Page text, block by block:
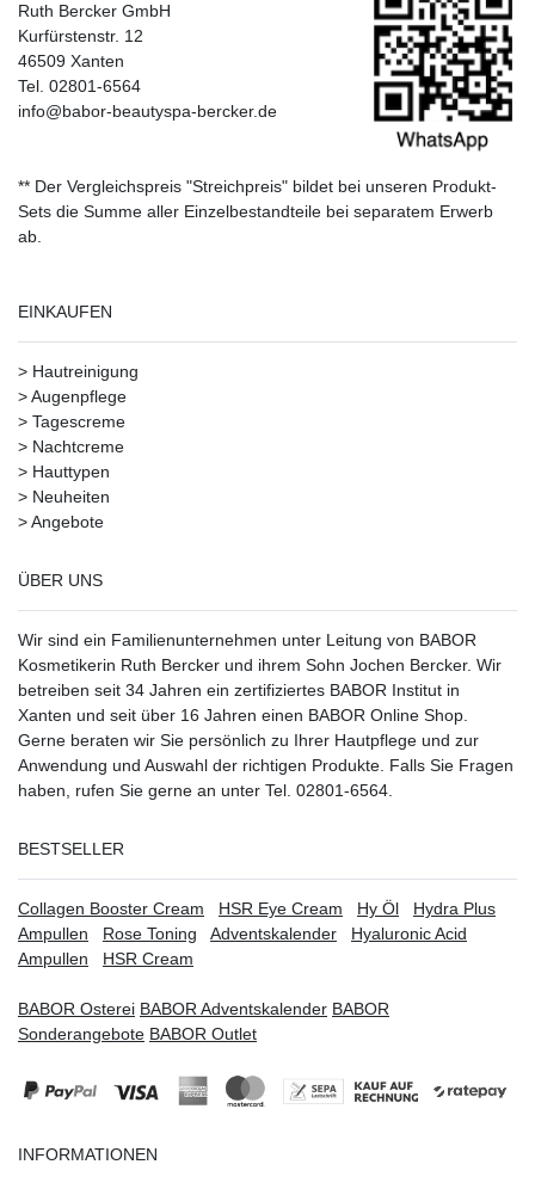
Ruth Bercker GmbH
Kurfürstenstr. 12
46509 Xanten
Tel. 02801-6564
info@babor-beautyspa-bercker.de
** Der Vergleichspreis "Streichpreis" bildet bei unseren Produkt-
Sets die Summe aller Einzelbestandteile bei separatem Erwerb
ab.
EINKAUFEN
> Hautreinigung
>Augenpflege
> Tagescreme
> Nachtcreme
> Hauttypen
> Neuheiten
>Angebote
ÜBER UNS
Wir sind ein Familienunternehmen unter Leitung von BABOR
Kosmetikerin Ruth Bercker und ihrem Sohn Jochen Bercker. Wir
betreiben seit 34 Jahren ein zertifiziertes BABOR Institut in
Xanten und seit über 16 Jahren einen BABOR Online Shop.
Gerne beraten wir Sie persönlich zu Ihrer Hautpflege und zur
Anwendung und Auswahl der richtigen Produkte. Falls Sie Fragen
haben, rufen Sie gerne an unter Tel. 02801-6564.
BESTSELLER
Collagen Booster Cream HSR Eye Cream Hy Öl
Hydra Plus
Ampullen
Rose Toning Adventskalender
Hyaluronic Acid
Ampullen
HSR Cream
BABOR Osterei BABOR Adventskalender BABOR
Sonderangebote BABOR Outlet
INFORMATIONEN